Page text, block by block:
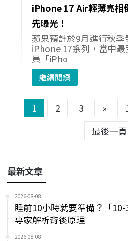
iPhone 17 Air輕薄亮相
先曝光！
蘋果預計於9月進行秋
iPhone 17系列，當中
員「iPho
繼續閱讀
1 2 3 »
最後一頁
最新文章
2026-08-08
睡前10小時就要準備？「
專家解析背後原理
2026-08-08